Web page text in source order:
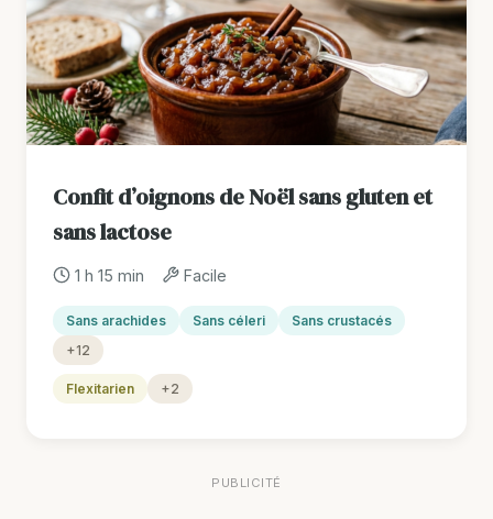
Confit d’oignons de Noël sans gluten et
sans lactose
1 h 15 min Facile
Sans arachides Sans céleri
Sans crustacés
+12
Flexitarien +2
PUBLICITÉ